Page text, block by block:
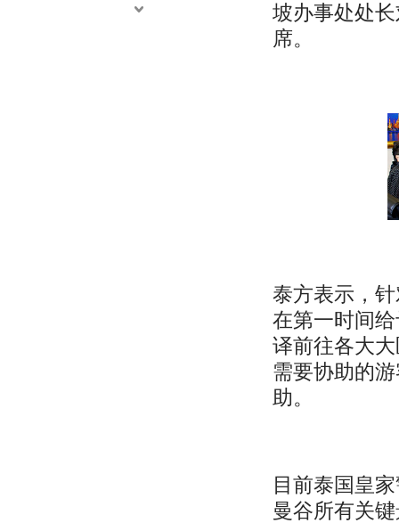
坡办事处处
席。
泰方表示，
在第一时间
译前往各大
需要协助的
助。
目前泰国皇
曼谷所有关